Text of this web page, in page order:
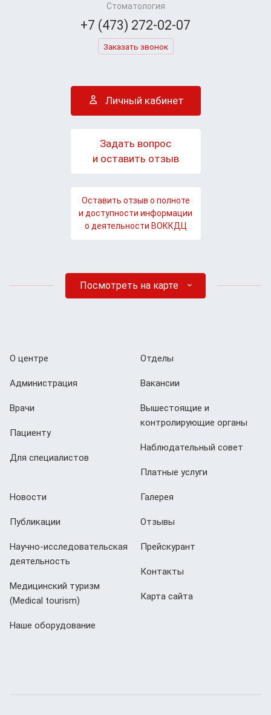
Стоматология
+7 (473) 272-02-07
Заказать звонок
Личный кабинет
Задать вопрос
и оставить отзыв
Оставить отзыв о полноте
и доступности информации
о деятельности ВОККДЦ
Посмотреть на карте
О центре
Администрация
Врачи
Пациенту
Для специалистов
Отделы
Вакансии
Вышестоящие и
контролирующие органы
Наблюдательный совет
Платные услуги
Новости
Публикации
Научно-исследовательская
деятельность
Медицинский туризм
(Мedical tourism)
Наше оборудование
Галерея
Отзывы
Прейскурант
Контакты
Карта сайта